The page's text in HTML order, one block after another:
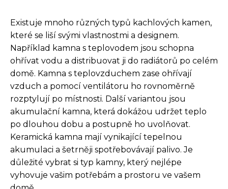
Existuje mnoho různých typů kachlových kamen,
které se liší svými vlastnostmi a designem.
Například kamna s teplovodem jsou schopna
ohřívat vodu a distribuovat ji do radiátorů po celém
domě. Kamna s teplovzduchem zase ohřívají
vzduch a pomocí ventilátoru ho rovnoměrně
rozptylují po místnosti. Další variantou jsou
akumulační kamna, která dokážou udržet teplo
po dlouhou dobu a postupně ho uvolňovat.
Keramická kamna mají vynikající tepelnou
akumulaci a šetrněji spotřebovávají palivo. Je
důležité vybrat si typ kamny, který nejlépe
vyhovuje vašim potřebám a prostoru ve vašem